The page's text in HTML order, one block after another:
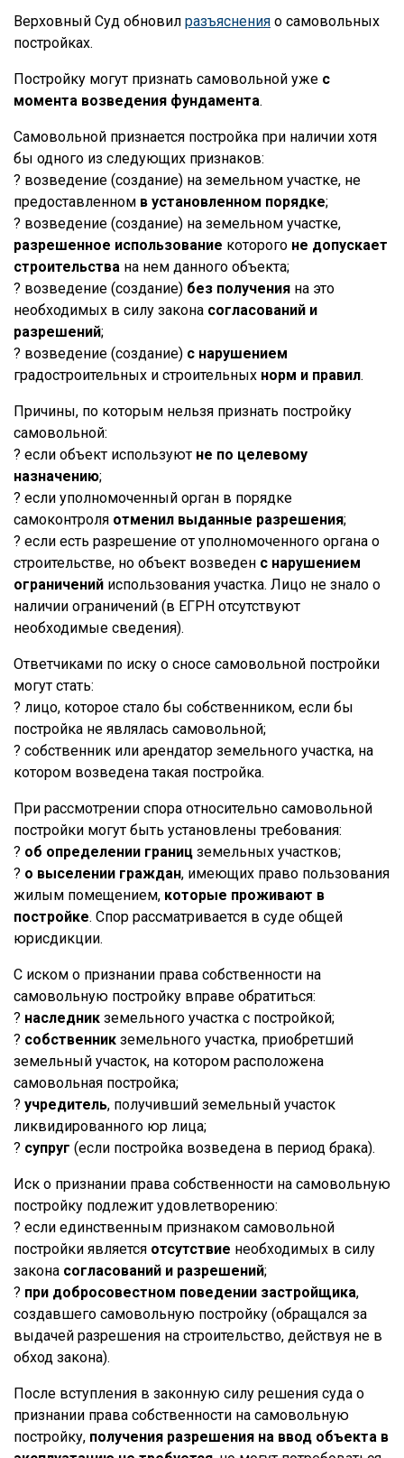
Верховный Суд обновил разъяснения о самовольных
постройках.
Постройку могут признать самовольной уже с
момента возведения фундамента.
Самовольной признается постройка при наличии хотя
бы одного из следующих признаков:
? возведение (создание) на земельном участке, не
предоставленном в установленном порядке;
? возведение (создание) на земельном участке,
разрешенное использование которого не допускает
строительства на нем данного объекта;
? возведение (создание) без получения на это
необходимых в силу закона согласований и
разрешений;
? возведение (создание) с нарушением
градостроительных и строительных норм и правил.
Причины, по которым нельзя признать постройку
самовольной:
? если объект используют не по целевому
назначению;
? если уполномоченный орган в порядке
самоконтроля отменил выданные разрешения;
? если есть разрешение от уполномоченного органа о
строительстве, но объект возведен с нарушением
ограничений использования участка. Лицо не знало о
наличии ограничений (в ЕГРН отсутствуют
необходимые сведения).
Ответчиками по иску о сносе самовольной постройки
могут стать:
? лицо, которое стало бы собственником, если бы
постройка не являлась самовольной;
? собственник или арендатор земельного участка, на
котором возведена такая постройка.
При рассмотрении спора относительно самовольной
постройки могут быть установлены требования:
? об определении границ земельных участков;
? о выселении граждан, имеющих право пользования
жилым помещением, которые проживают в
постройке. Спор рассматривается в суде общей
юрисдикции.
С иском о признании права собственности на
самовольную постройку вправе обратиться:
? наследник земельного участка с постройкой;
? собственник земельного участка, приобретший
земельный участок, на котором расположена
самовольная постройка;
? учредитель, получивший земельный участок
ликвидированного юр лица;
? супруг (если постройка возведена в период брака).
Иск о признании права собственности на самовольную
постройку подлежит удовлетворению:
? если единственным признаком самовольной
постройки является отсутствие необходимых в силу
закона согласований и разрешений;
? при добросовестном поведении застройщика,
создавшего самовольную постройку (обращался за
выдачей разрешения на строительство, действуя не в
обход закона).
После вступления в законную силу решения суда о
признании права собственности на самовольную
постройку, получения разрешения на ввод объекта в